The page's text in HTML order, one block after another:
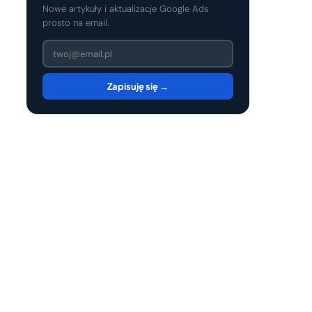
Nowe artykuły i aktualizacje Google Ads
prosto na email.
Zapisuję się →